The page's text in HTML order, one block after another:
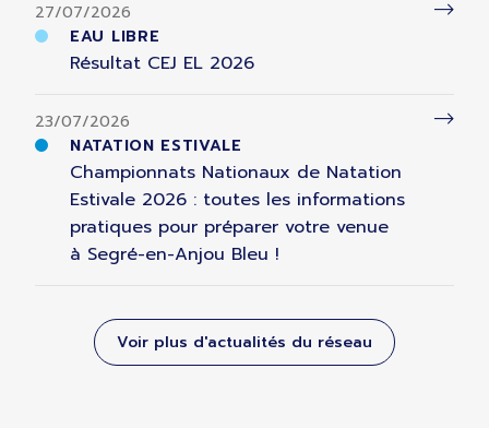
27/07/2026
EAU LIBRE
Résultat CEJ EL 2026
23/07/2026
NATATION ESTIVALE
Championnats Nationaux de Natation
Estivale 2026 : toutes les informations
pratiques pour préparer votre venue
à Segré-en-Anjou Bleu !
Voir plus d'actualités du réseau